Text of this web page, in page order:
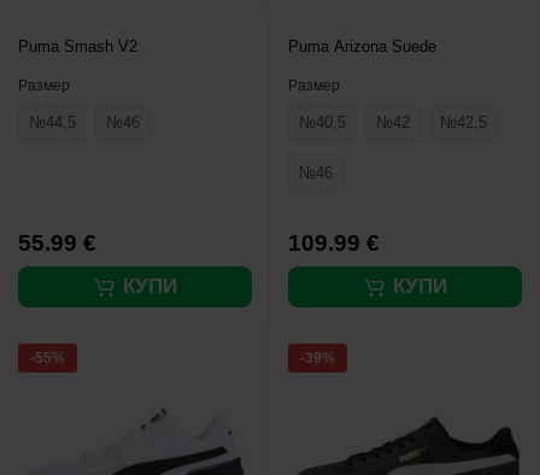
Puma Smash V2
Размер
№44,5 №46
55.99 €
КУПИ
Puma Arizona Suede
Размер
№40,5 №42 №42,5
№46
109.99 €
КУПИ
-55% -39%